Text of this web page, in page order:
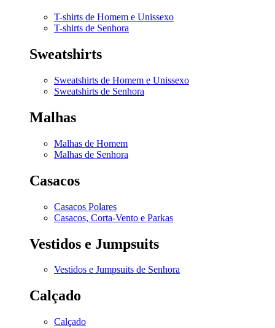
T-shirts de Homem e Unissexo
T-shirts de Senhora
Sweatshirts
Sweatshirts de Homem e Unissexo
Sweatshirts de Senhora
Malhas
Malhas de Homem
Malhas de Senhora
Casacos
Casacos Polares
Casacos, Corta-Vento e Parkas
Vestidos e Jumpsuits
Vestidos e Jumpsuits de Senhora
Calçado
Calçado